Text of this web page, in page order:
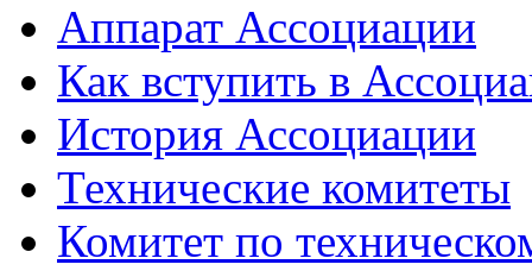
Аппарат Ассоциации
Как вступить в
История Ассоциации
Технические комитеты
Комитет по